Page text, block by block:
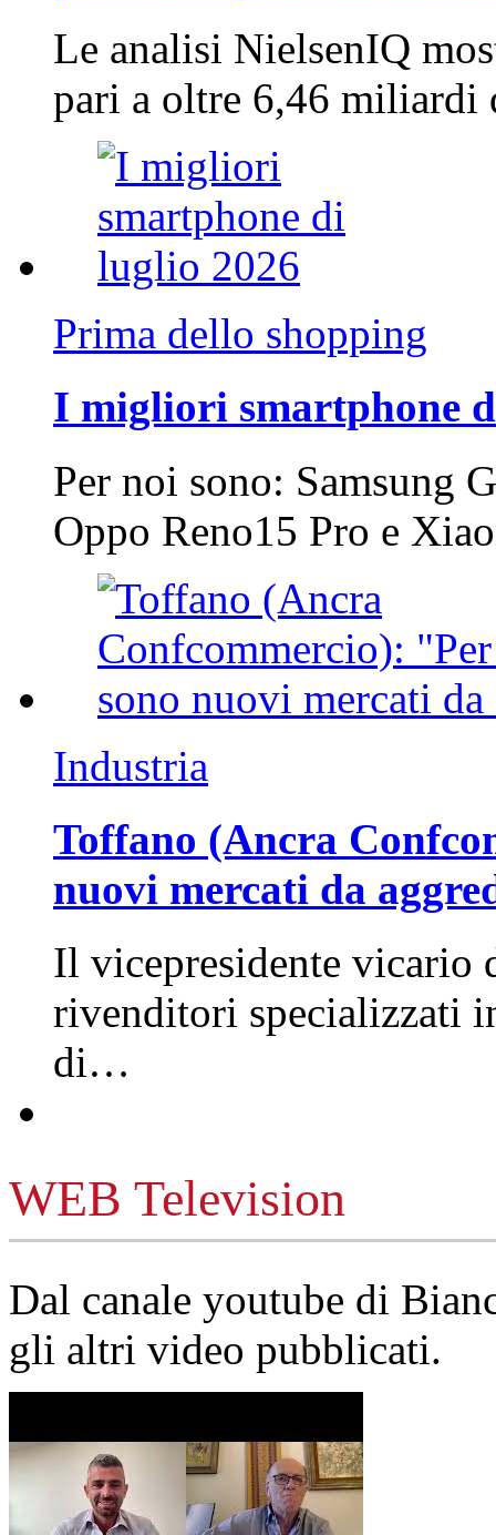
Le analisi NielsenIQ
pari a oltre 6,46
Prima dello shopping
I migliori smartphone
Per noi sono: Samsung
Oppo Reno15 Pro e
Industria
Toffano (Ancra
nuovi mercati da
Il vicepresidente vicario
rivenditori specializzati
di…
WEB Television
Dal canale youtube di
gli altri video pubblicati.